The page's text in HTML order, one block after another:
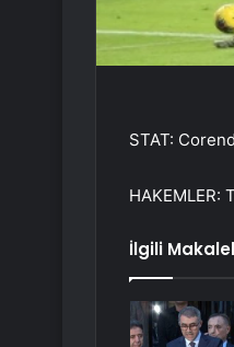
STAT:
HAKEMLER:
İlgili